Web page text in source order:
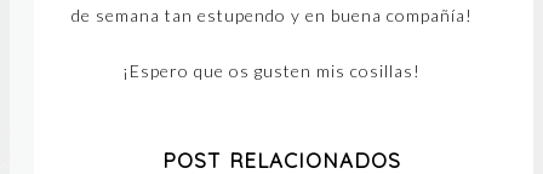
de semana tan estupendo y en buena compañía!
¡Espero que os gusten mis cosillas!
POST RELACIONADOS